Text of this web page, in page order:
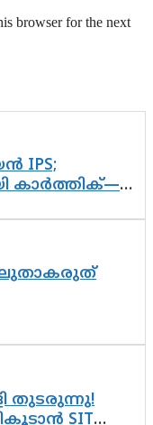
browser for the next
IPS;
കാർത്തിക്—
വലുതാകരുത്
തുടരുന്നു!
SIT